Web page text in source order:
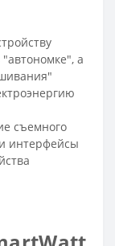
а
съемного
интерфейсы